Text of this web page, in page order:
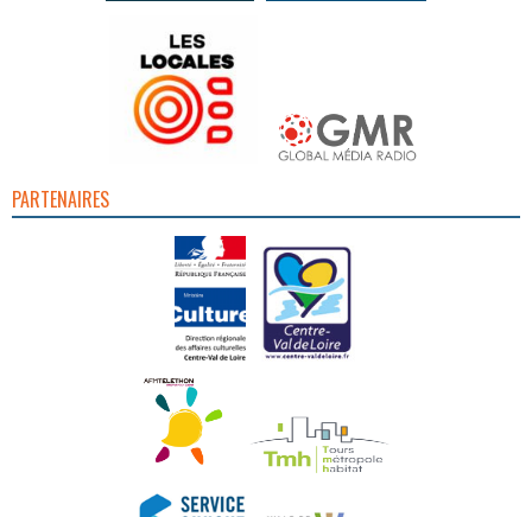
PARTENAIRES